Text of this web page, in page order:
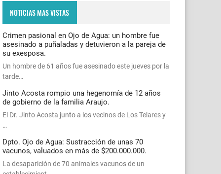
NOTICIAS MAS VISTAS
Crimen pasional en Ojo de Agua: un hombre fue
asesinado a puñaladas y detuvieron a la pareja de
su exesposa.
Un hombre de 61 años fue asesinado este jueves por la
tarde…
Jinto Acosta rompio una hegenomía de 12 años
de gobierno de la familia Araujo.
El Dr. Jinto Acosta junto a los vecinos de Los Telares y
…
Dpto. Ojo de Agua: Sustracción de unas 70
vacunos, valuados en más de $200.000.000.
La desaparición de 70 animales vacunos de un